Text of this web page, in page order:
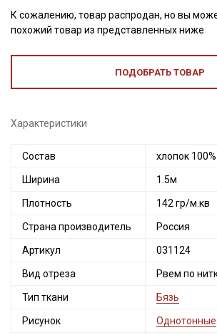
К сожалению, товар распродан, но вы
похожий товар из представленных ниже
ПОДОБРАТЬ ТОВАР
Характеристики
Состав хлопок 100%
Ширина 1.5м
Плотность 142 гр/м.кв
Страна производитель Россия
Артикул 031124
Вид отреза Рвем по
Тип ткани Бязь
Рисунок Однотонные